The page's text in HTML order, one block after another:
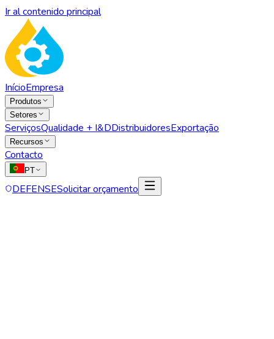
Ir al contenido principal
InícioEmpresa
Produtos
Setores
ServiçosQualidade + I&DDistribuidoresExportação
Recursos
Contacto
PT
DEFENSESolicitar orçamento